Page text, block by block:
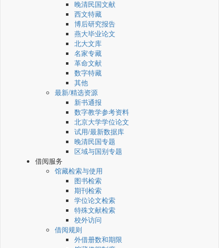
晚清民国文献
西文特藏
博后研究报告
燕大毕业论文
北大文库
名家专藏
革命文献
数字特藏
其他
最新/精选资源
新书通报
数字教学参考资料
北京大学学位论文
试用/最新数据库
晚清民国专题
区域与国别专题
借阅服务
馆藏检索与使用
图书检索
期刊检索
学位论文检索
特殊文献检索
校外访问
借阅规则
外借册数和期限